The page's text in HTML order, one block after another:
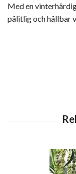
Med en
pålitlig och hållbar